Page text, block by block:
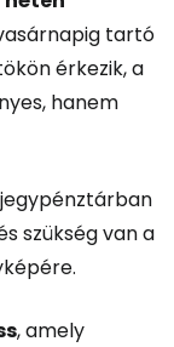
tartó
érkezik, a
hanem
szükség van a
, amely